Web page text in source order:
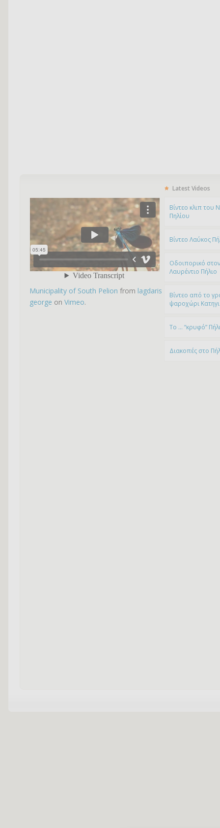
Municipality of South Pelion from lagdaris
george on Vimeo.
Latest Videos
Bίντεο κλιπ του
Πηλίου
Βίντεο Λαύκος
Οδοιπορικό
Λαυρέντιο Πήλιο
Βίντεο από το
ψαροχώρι
To … “κρυφό”
Διακοπές στο